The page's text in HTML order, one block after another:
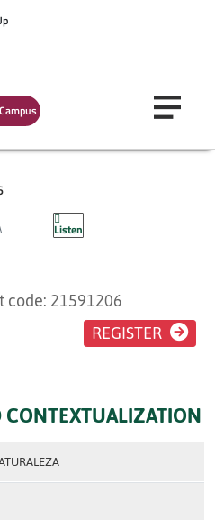
Listen
LA
code: 21591206
REGISTER
CONTEXTUALIZATION